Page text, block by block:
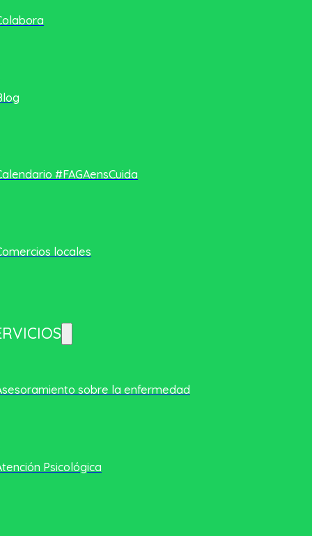
#FAGAensCuida
locales
sobre la enfermedad
Psicológica